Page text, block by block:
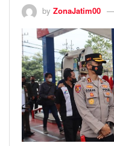
by ZonaJatim00